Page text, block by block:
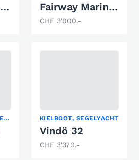
Périsset Nomade 640 Fairway Marine Mystere
CHF 3'000.-
MOTORSEGLER, SEGELYACHT KIELBOOT, SEGELYACHT
Vindö 32
CHF 3'370.-